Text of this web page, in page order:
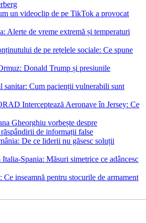
un videoclip de pe TikTok a provocat
Alerte de vreme extremă și temperaturi
de pe rețelele sociale: Ce spune
Donald Trump și presiunile
sanitar: Cum pacienții vulnerabili sunt
Interceptează Aeronave în Jersey: Ce
Gheorghiu vorbește despre
de informații false
De ce liderii nu găsesc soluții
Spania: Măsuri simetrice ce adâncesc
inseamnă pentru stocurile de armament